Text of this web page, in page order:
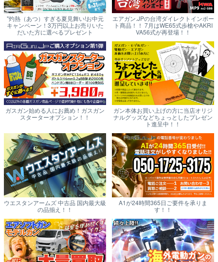
"灼熱（あつ）すぎる夏見舞い!お中元
キャンペーン！3万円以上お売りいた
だいた方に選べるプレゼント
エアガン.JPの台湾ダイレクトインポー
ト商品！！ 7月はWE65式歩槍やAKRI
VA56式が再登場！！
ガスガン始める人にお薦め！ガスガン
スターターオプション！！
ガン本体お買い上げの方に当店オリジ
ナルグッズなどちょっとしたプレゼン
ト進呈中！！
ウエスタンアームズ 中古品 国内最大級
の品揃え！！
A1が24時間365日ご要件を承りま
す！！